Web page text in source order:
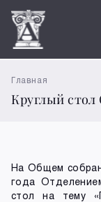
Главная
Круглый стол
На Общем
года
стол на тему